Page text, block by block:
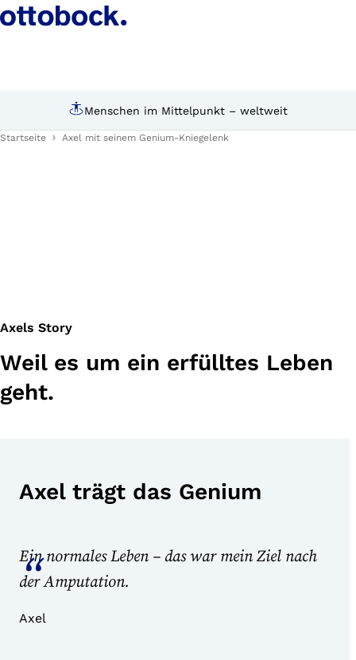
Persönliche Beratung durch Experten
Startseite Axel mit seinem Genium-Kniegelenk
Axels Story
Weil es um ein erfülltes Leben
geht.
Axel trägt das Genium
Ein normales Leben – das war mein Ziel nach
der Amputation.
Axel